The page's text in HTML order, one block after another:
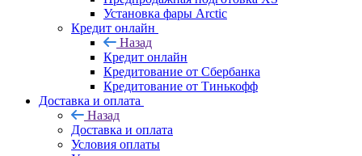
Установка фары Arctic
Кредит онлайн
Назад
Кредит онлайн
Кредитование от Сбербанка
Кредитование от Тинькофф
Доставка и оплата
Назад
Доставка и оплата
Условия оплаты